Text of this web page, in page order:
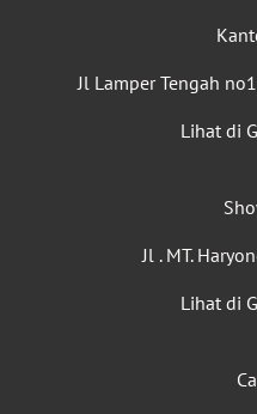
Jl Lamper Tengah
Lihat di
Jl . MT.
Lihat di